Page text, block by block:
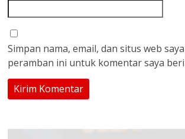
Simpan nama, email, dan situs web
peramban ini untuk komentar saya